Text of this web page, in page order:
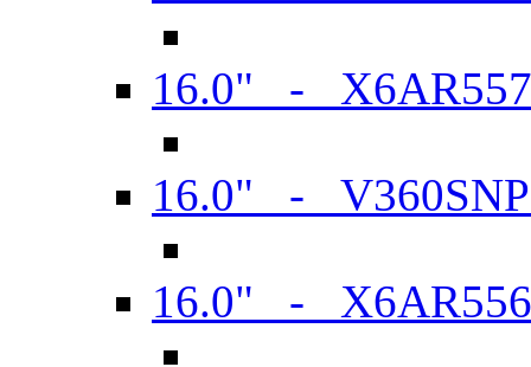
16.0" -
16.0" -
16.0" -